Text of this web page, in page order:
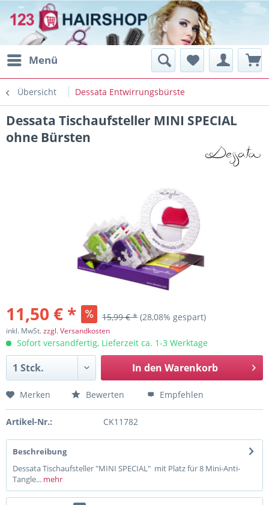
Menü
Übersicht Dessata Entwirrungsbürste
Dessata Tischaufsteller MINI SPECIAL
ohne Bürsten
11,50 € * 15,99 € * (28,08% gespart)
inkl. MwSt.zzgl. Versandkosten
Sofort versandfertig, Lieferzeit ca. 1-3 Werktage
In den Warenkorb
Merken Bewerten Empfehlen
Artikel-Nr.: CK11782
Beschreibung
Dessata Tischaufsteller "MINI SPECIAL" mit Platz für 8 Mini-Anti-
Tangle... mehr